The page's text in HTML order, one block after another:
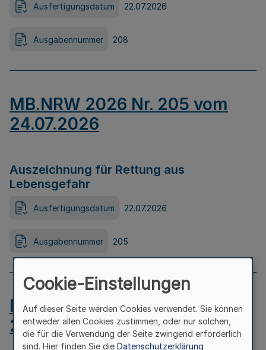
Ausfertigungsdatum 22.07.2026
Ausgabennummer 208
MB.NRW 2026 Nr. 205 vom
24.07.2026
Auszeichnung für Rettung aus
Lebensgefahr
Ausfertigungsdatum 22.07.2026
Ausgabennummer 205
MB.NRW 2026 Nr. 204 vom
24.07.2026
Cookie-Einstellungen
Auf dieser Seite werden Cookies verwendet. Sie können
entweder allen Cookies zustimmen, oder nur solchen,
die für die Verwendung der Seite zwingend erforderlich
sind. Hier finden Sie die Datenschutzerklärung